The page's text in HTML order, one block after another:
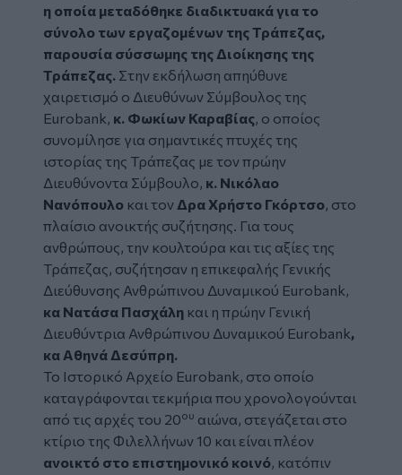
η οποία μεταδόθηκε διαδικτυακά για το
σύνολο των εργαζομένων της Τράπεζας,
παρουσία σύσσωμης της Διοίκησης της
Τράπεζας. Στην εκδήλωση απηύθυνε
χαιρετισμό ο Διευθύνων Σύμβουλος της
Eurobank, κ. Φωκίων Καραβίας , ο οποίος
συνομίλησε για σημαντικές πτυχές της
ιστορίας της Τράπεζας με τον πρώην
Διευθύνοντα Σύμβουλο, κ. Νικόλαο
Νανόπουλο και τον Δρα Χρήστο Γκόρτσο , στο
πλαίσιο ανοικτής συζήτησης. Για τους
ανθρώπους, την κουλτούρα και τις αξίες της
Τράπεζας, συζήτησαν η επικεφαλής Γενικής
Διεύθυνσης Ανθρώπινου Δυναμικού Eurobank,
κα Νατάσα Πασχάλη και η πρώην Γενική
Διευθύντρια Ανθρώπινου Δυναμικού Eurobank,
κα Αθηνά Δεσύπρη.
To Ιστορικό Αρχείο Eurobank, στο οποίο
καταγράφονται τεκμήρια που χρονολογούνται
από τις αρχές του 20ου αιώνα, στεγάζεται στο
κτίριο της Φιλελλήνων 10 και είναι πλέον
ανοικτό στο επιστημονικό κοινό , κατόπιν